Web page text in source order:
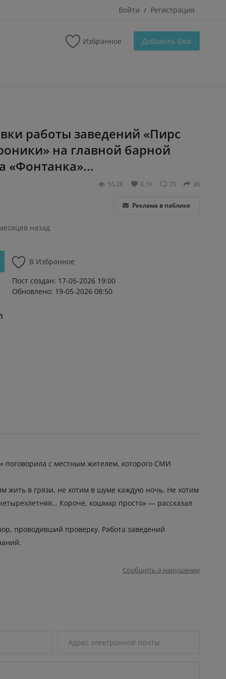
Войти / Регистрация
Избранное Добавить блог
работы заведений «Пирс
на главной барной
«Фонтанка»...
36
70
0.1К
55.2К
Реклама в паблике
назад
В Избранное
Пост создан: 17-05-2026 19:00
Обновлено: 19-05-2026 08:50
поговорила с местным жителем, которого СМИ
жить в грязи, не хотим в шуме каждую ночь. Не хотим
Короче, кошмар просто» — рассказал
проводивший проверку. Работа заведений
Сообщить о нарушении